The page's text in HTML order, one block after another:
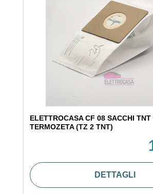
ELETTROCASA CF 08 SACCHI TNT
TERMOZETA (TZ 2 TNT)
DETTAGLI